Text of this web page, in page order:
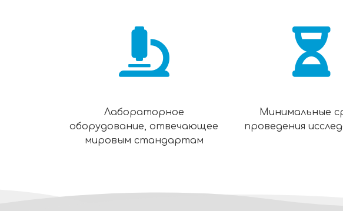
Лабораторное
оборудование, отвечающее
мировым стандартам
Минимальные
проведения